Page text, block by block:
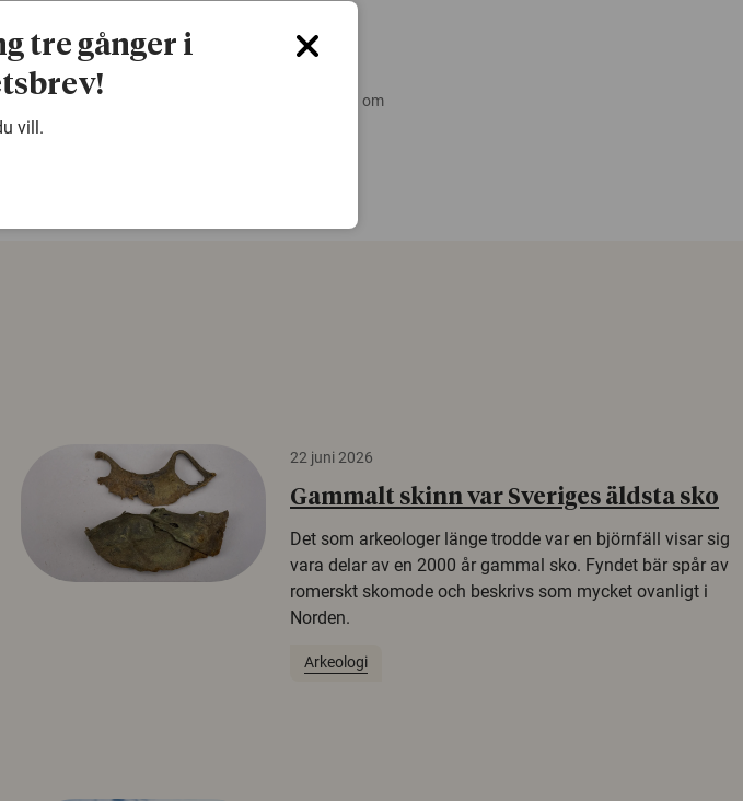
några år gammal och det kan finnas nyare forskning om
gärna vår sökfunktion!
22 juni 2026
Gammalt skinn var Sveriges äldsta sko
Det som arkeologer länge trodde var en björnfäll visar sig
vara delar av en 2000 år gammal sko. Fyndet bär spår av
romerskt skomode och beskrivs som mycket ovanligt i
Norden.
Arkeologi
tre gånger i
vill.